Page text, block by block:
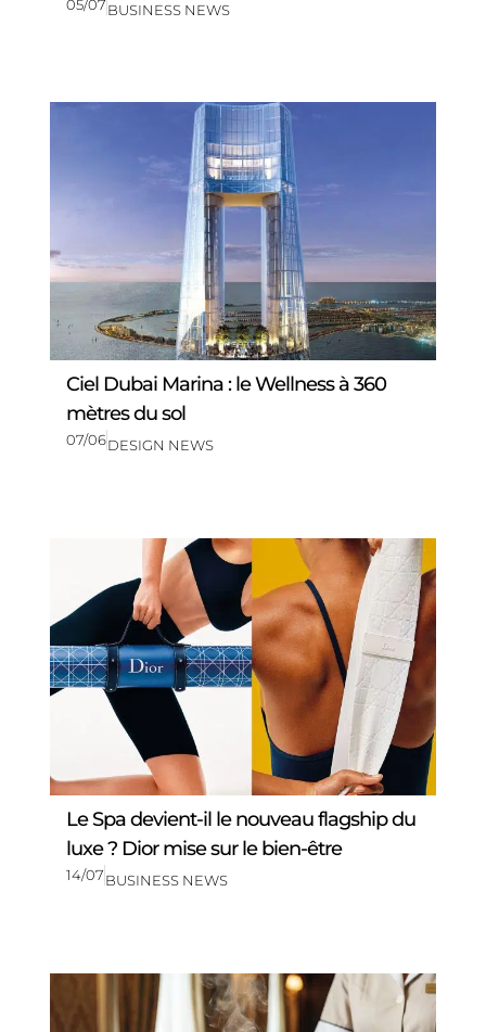
05/07BUSINESS NEWS
Ciel Dubai Marina : le Wellness à 360
mètres du sol
07/06DESIGN NEWS
Le Spa devient-il le nouveau flagship du
luxe ? Dior mise sur le bien-être
14/07BUSINESS NEWS